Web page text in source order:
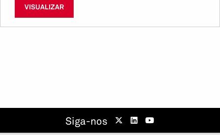
VISUALIZAR
Siga-nos